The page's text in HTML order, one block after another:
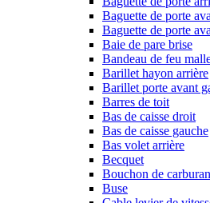
Baguette de porte
Baguette de porte
Baie de pare brise
Bandeau de feu
Barillet hayon arrière
Barillet porte avant
Barres de toit
Bas de caisse droit
Bas de caisse gauche
Bas volet arrière
Becquet
Bouchon de
Buse